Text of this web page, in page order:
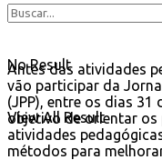
No Result
View All Result
Antes das atividades
vão participar da
(JPP), entre os dias 31
objetivo de orientar os
atividades
métodos para